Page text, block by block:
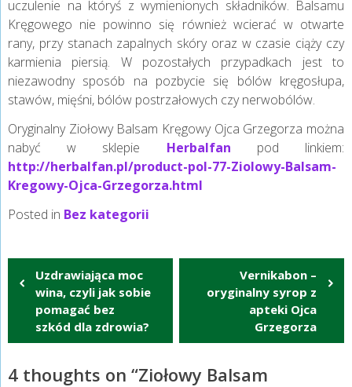
uczulenie na któryś z wymienionych składników. Balsamu
Kręgowego nie powinno się również wcierać w otwarte
rany, przy stanach zapalnych skóry oraz w czasie ciąży czy
karmienia piersią. W pozostałych przypadkach jest to
niezawodny sposób na pozbycie się bólów kręgosłupa,
stawów, mięśni, bólów postrzałowych czy nerwobólów.
Oryginalny Ziołowy Balsam Kręgowy Ojca Grzegorza można
nabyć w sklepie Herbalfan pod linkiem:
http://herbalfan.pl/product-pol-77-Ziolowy-Balsam-
Kregowy-Ojca-Grzegorza.html
Posted in Bez kategorii
Nawigacja
wpisu
Uzdrawiająca moc
wina, czyli jak sobie
pomagać bez
szkód dla zdrowia?
Vernikabon –
oryginalny syrop z
apteki Ojca
Grzegorza
4 thoughts on “Ziołowy Balsam